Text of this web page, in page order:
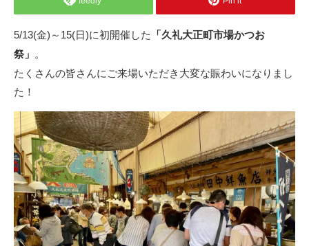
5/13(金)～15(日)に初開催した
「久礼大正町市場かつお
祭」
。
たくさんの皆さんにご来場いただき大変な賑わいになりまし
た！